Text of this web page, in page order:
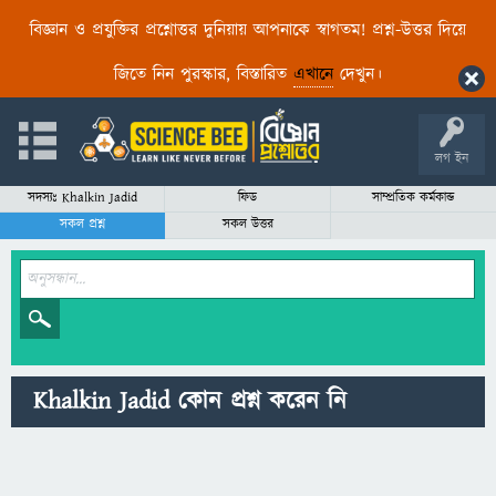
বিজ্ঞান ও প্রযুক্তির প্রশ্নোত্তর দুনিয়ায় আপনাকে স্বাগতম! প্রশ্ন-উত্তর দিয়ে
জিতে নিন পুরস্কার, বিস্তারিত এখানেদেখুন।
লগ ইন
সদস্যঃ Khalkin Jadid ফিড
সাম্প্রতিক কর্মকান্ড
সকল প্রশ্ন
সকল উত্তর
Khalkin Jadid কোন প্রশ্ন করেন নি